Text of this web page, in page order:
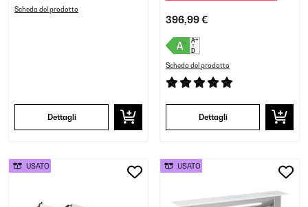
Scheda del prodotto
Dettagli
396,99 €
Scheda del prodotto
Dettagli
USATO USATO